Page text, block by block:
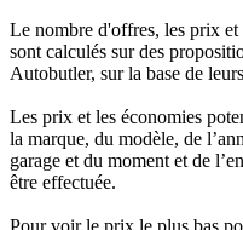
Le nombre d'offres, les prix
sont calculés sur des
Autobutler, sur la base de
Les prix et les économies
la marque, du modèle, de
garage et du moment et de
être effectuée.
Pour voir le prix le plus bas